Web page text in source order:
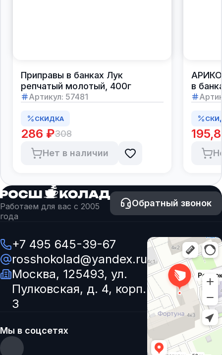
Приправы в банках Лук
репчатый молотый, 400г
Артикул: 57481
СКИДКА
286 ₽308
Нет в наличии
в
Работаем для вас с 2005
года
Обратный звонок
+7 495 645-39-67
rosshokolad@yandex.ru
Москва, 125493, ул.
Пулковская, д. 4, корп.
3
Мы в соцсетях